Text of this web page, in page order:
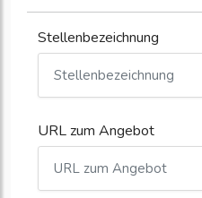
Stellenbezeichnung
URL zum Angebot